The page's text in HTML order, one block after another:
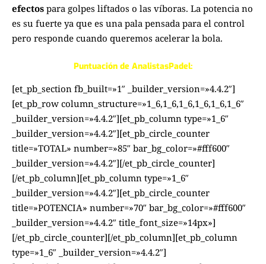
efectos para golpes liftados o las víboras. La potencia no
es su fuerte ya que es una pala pensada para el control
pero responde cuando queremos acelerar la bola.
Puntuación de AnalistasPadel:
[et_pb_section fb_built=»1″ _builder_version=»4.4.2″]
[et_pb_row column_structure=»1_6,1_6,1_6,1_6,1_6,1_6″
_builder_version=»4.4.2″][et_pb_column type=»1_6″
_builder_version=»4.4.2″][et_pb_circle_counter
title=»TOTAL» number=»85″ bar_bg_color=»#fff600″
_builder_version=»4.4.2″][/et_pb_circle_counter]
[/et_pb_column][et_pb_column type=»1_6″
_builder_version=»4.4.2″][et_pb_circle_counter
title=»POTENCIA» number=»70″ bar_bg_color=»#fff600″
_builder_version=»4.4.2″ title_font_size=»14px»]
[/et_pb_circle_counter][/et_pb_column][et_pb_column
type=»1_6″ _builder_version=»4.4.2″]